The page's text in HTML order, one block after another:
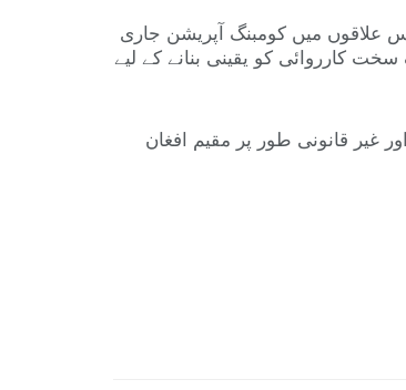
علاقوں میں کومبنگ آپریشن جاری
کارروائی کو یقینی بنانے کے لیے
غیر قانونی طور پر مقیم افغان